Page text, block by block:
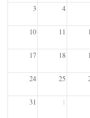
3 4
10 11
17 18
24 25
31 1